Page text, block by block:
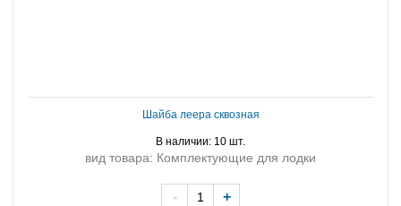
Шайба леера сквозная
В наличии: 10 шт.
вид товара: Комплектующие для лодки
- +